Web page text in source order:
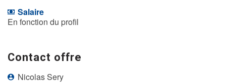
Salaire
En fonction du profil
Contact offre
Nicolas Sery